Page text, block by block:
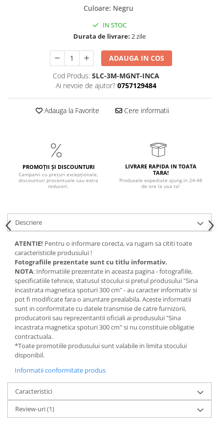
Iluminat scari
Iluminat terasa si curte
Iluminat spatiu comercial
Iluminat hala industriala
Promotii
Sisteme Iluminat pe Sina
Culoare: Negru
IN STOC
Durata de livrare: 2 zile
ADAUGA IN COS
Cod Produs: SLC-3M-MGNT-INCA
Ai nevoie de ajutor? 0757129484
Adauga la Favorite Cere informatii
PROMOȚII ȘI DISCOUNTURI
Campanii cu prețuri excepționale,
discounturi procentuale sau extra
reduceri.
LIVRARE RAPIDA IN TOATA
TARA!
Produsele expediate ajung in 24-48
de ore la usa ta!
Descriere
ATENTIE! Pentru o informare corecta, va rugam sa cititi toate
caracteristicile produsului !
Fotografiile prezentate sunt cu titlu informativ.
NOTA: Informatiile prezentate in aceasta pagina - fotografiile,
specificatiile tehnice, statusul stocului si pretul produsului "Sina
incastrata magnetica spoturi 300 cm" - au caracter informativ si
pot fi modificate fara o anuntare prealabila. Aceste informatii
sunt in conformitate cu datele transmise de catre furnizorii,
producatorii sau reprezentantii oficiali ai produsului "Sina
incastrata magnetica spoturi 300 cm" si nu constituie obligatie
contractuala.
*Toate promotiile produsului sunt valabile in limita stocului
disponibil.
Informatii conformitate produs
Caracteristici
Review-uri(1)